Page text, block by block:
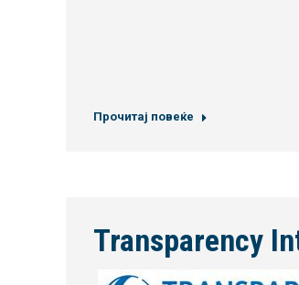
Прочитај повеќе
Transparency